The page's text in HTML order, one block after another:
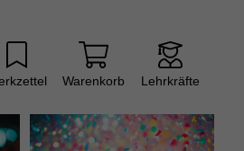
Warenkorb Lehrkräfte